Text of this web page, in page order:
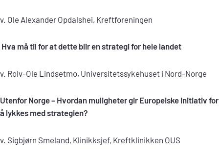
v. Ole Alexander Opdalshei, Kreftforeningen
Hva må til for at dette blir en strategi for hele landet
v. Rolv-Ole Lindsetmo, Universitetssykehuset i Nord-Norge
Utenfor Norge – Hvordan muligheter gir Europeiske initiativ for
å lykkes med strategien?
v. Sigbjørn Smeland, Klinikksjef, Kreftklinikken OUS